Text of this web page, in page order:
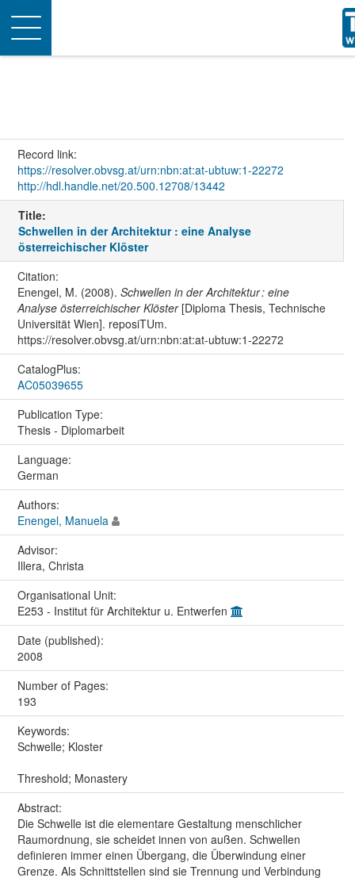
Toggle
navigation
Record link:
https://resolver.obvsg.at/urn:nbn:at:at-ubtuw:1-22272
http://hdl.handle.net/20.500.12708/13442
Title:
Schwellen in der Architektur : eine Analyse
österreichischer Klöster
Citation:
Enengel, M. (2008). Schwellen in der Architektur : eine
Analyse österreichischer Klöster[Diploma Thesis, Technische
Universität Wien]. reposiTUm.
https://resolver.obvsg.at/urn:nbn:at:at-ubtuw:1-22272
CatalogPlus:
AC05039655
Publication Type:
Thesis - Diplomarbeit
Language:
German
Authors:
Enengel, Manuela
Advisor:
Illera, Christa
Organisational Unit:
E253 - Institut für Architektur u. Entwerfen
Date (published):
2008
Number of Pages:
193
Keywords:
Schwelle; Kloster
Threshold; Monastery
Abstract:
Die Schwelle ist die elementare Gestaltung menschlicher
Raumordnung, sie scheidet innen von außen. Schwellen
definieren immer einen Übergang, die Überwindung einer
Grenze. Als Schnittstellen sind sie Trennung und Verbindung